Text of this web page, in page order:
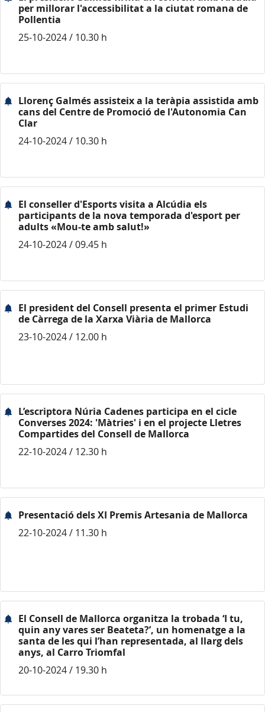
per millorar l'accessibilitat a la ciutat romana de
Pollentia
25-10-2024 / 10.30 h
Llorenç Galmés assisteix a la teràpia assistida amb
cans del Centre de Promoció de l'Autonomia Can
Clar
24-10-2024 / 10.30 h
El conseller d'Esports visita a Alcúdia els
participants de la nova temporada d'esport per
adults «Mou-te amb salut!»
24-10-2024 / 09.45 h
El president del Consell presenta el primer Estudi
de Càrrega de la Xarxa Viària de Mallorca
23-10-2024 / 12.00 h
L’escriptora Núria Cadenes participa en el cicle
Converses 2024: 'Màtries' i en el projecte Lletres
Compartides del Consell de Mallorca
22-10-2024 / 12.30 h
Presentació dels XI Premis Artesania de Mallorca
22-10-2024 / 11.30 h
El Consell de Mallorca organitza la trobada ‘I tu,
quin any vares ser Beateta?’, un homenatge a la
santa de les qui l’han representada, al llarg dels
anys, al Carro Triomfal
20-10-2024 / 19.30 h